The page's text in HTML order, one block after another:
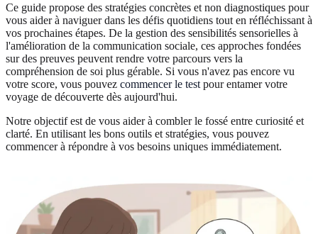
Ce guide propose des stratégies concrètes et non diagnostiques pour
vous aider à naviguer dans les défis quotidiens tout en réfléchissant à
vos prochaines étapes. De la gestion des sensibilités sensorielles à
l'amélioration de la communication sociale, ces approches fondées
sur des preuves peuvent rendre votre parcours vers la
compréhension de soi plus gérable. Si vous n'avez pas encore vu
votre score, vous pouvez commencer le test pour entamer votre
voyage de découverte dès aujourd'hui.
Notre objectif est de vous aider à combler le fossé entre curiosité et
clarté. En utilisant les bons outils et stratégies, vous pouvez
commencer à répondre à vos besoins uniques immédiatement.